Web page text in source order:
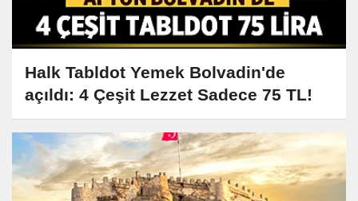
Halk Tabldot Yemek Bolvadin'de
açıldı: 4 Çeşit Lezzet Sadece 75 TL!